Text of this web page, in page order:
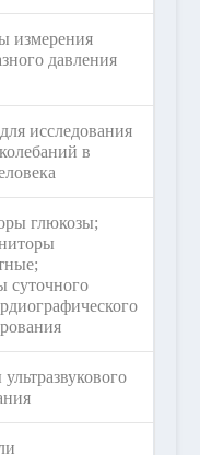
измерения
давления
исследования
в
глюкозы;
суточного